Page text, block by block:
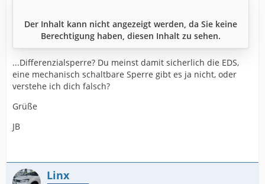
Der Inhalt kann nicht angezeigt werden, da Sie keine
Berechtigung haben, diesen Inhalt zu sehen.
...Differenzialsperre? Du meinst damit sicherlich die EDS,
eine mechanisch schaltbare Sperre gibt es ja nicht, oder
verstehe ich dich falsch?
Grüße
JB
Linx